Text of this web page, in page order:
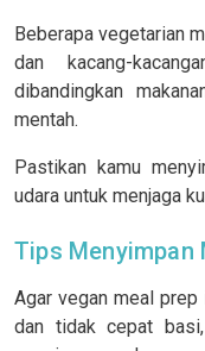
Beberapa vegetarian
dan kacang-
dibandingkan
mentah.
Pastikan kamu
udara untuk menjaga
Tips Menyimpan
Agar vegan meal
dan tidak cepat